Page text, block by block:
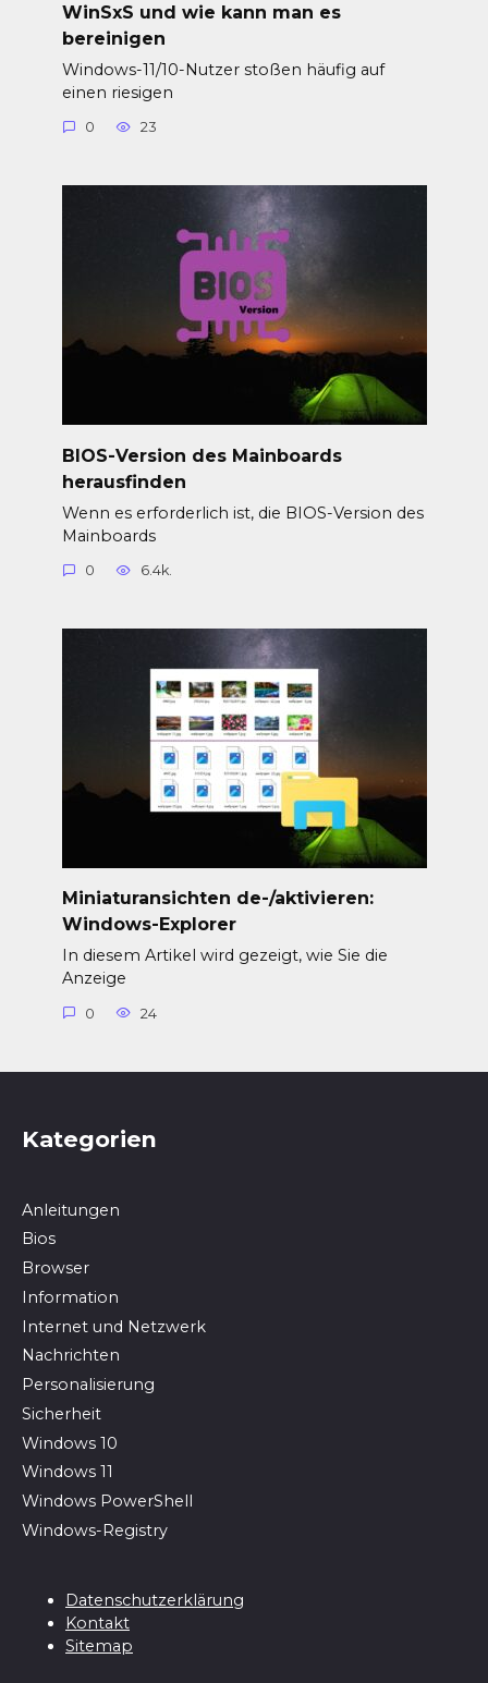
WinSxS und wie kann man es
bereinigen
Windows-11/10-Nutzer stoßen häufig auf
einen riesigen
0 23
BIOS-Version des Mainboards
herausfinden
Wenn es erforderlich ist, die BIOS-Version des
Mainboards
0 6.4k.
Miniaturansichten de-/aktivieren:
Windows-Explorer
In diesem Artikel wird gezeigt, wie Sie die
Anzeige
0 24
Kategorien
Anleitungen
Bios
Browser
In­for­ma­ti­on
Internet und Netzwerk
Nachrichten
Personalisierung
Sicherheit
Windows 10
Windows 11
Windows PowerShell
Windows-Registry
Datenschutzerklärung
Kontakt
Sitemap